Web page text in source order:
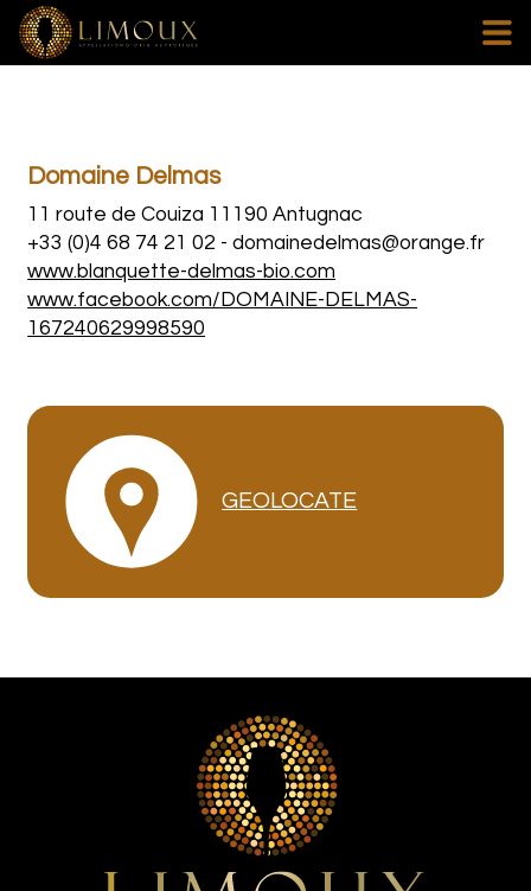
Domaine Delmas
11 route de Couiza 11190 Antugnac
+33 (0)4 68 74 21 02 -domainedelmas@orange.fr
www.blanquette-delmas-bio.com
www.facebook.com/DOMAINE-DELMAS-
167240629998590
GEOLOCATE